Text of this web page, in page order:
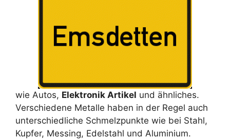
wie Autos, Elektronik Artikel und ähnliches.
Verschiedene Metalle haben in der Regel auch
unterschiedliche Schmelzpunkte wie bei Stahl,
Kupfer, Messing, Edelstahl und Aluminium.